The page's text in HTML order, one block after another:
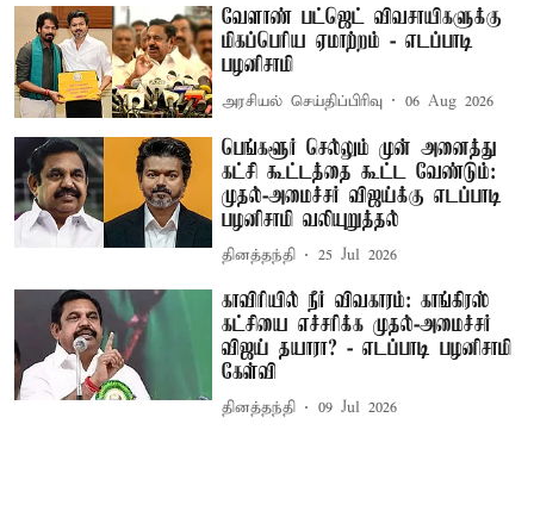
வேளாண் பட்ஜெட் விவசாயிகளுக்கு
மிகப்பெரிய ஏமாற்றம் - எடப்பாடி
பழனிசாமி
அரசியல் செய்திப்பிரிவு 06 Aug 2026
பெங்களூர் செல்லும் முன் அனைத்து
கட்சி கூட்டத்தை கூட்ட வேண்டும்:
முதல்-அமைச்சர் விஜய்க்கு எடப்பாடி
பழனிசாமி வலியுறுத்தல்
தினத்தந்தி 25 Jul 2026
காவிரியில் நீர் விவகாரம்: காங்கிரஸ்
கட்சியை எச்சரிக்க முதல்-அமைச்சர்
விஜய் தயாரா? - எடப்பாடி பழனிசாமி
கேள்வி
தினத்தந்தி 09 Jul 2026